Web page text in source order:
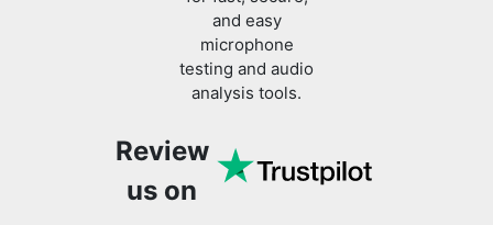
and easy
microphone
testing and audio
analysis tools.
Review
us on